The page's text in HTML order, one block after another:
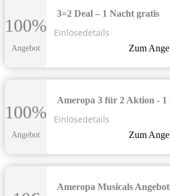
100%
Angebot
3=2 Deal – 1 Nacht gratis
Zum
Einlösedetails
100%
Angebot
Ameropa 3 für 2 Aktion - 1
Zum
Einlösedetails
Ameropa Musicals